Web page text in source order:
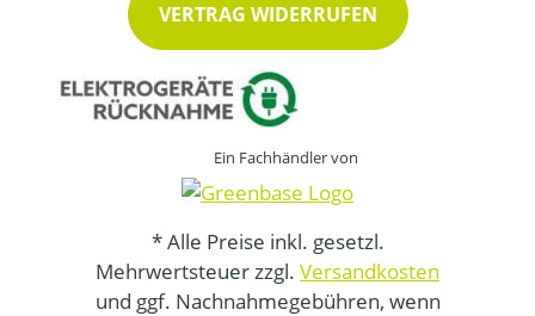
VERTRAG WIDERRUFEN
Ein Fachhändler von
* Alle Preise inkl. gesetzl.
Mehrwertsteuer zzgl. Versandkosten
und ggf. Nachnahmegebühren, wenn